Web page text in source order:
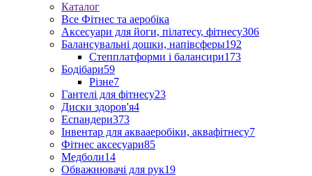
Каталог
Все Фітнес та аеробіка
Аксесуари для йоги, пілатесу, фітнесу306
Балансувальні дошки, напівсферы192
Степплатформи і балансири173
Бодібари59
Різне7
Гантелі для фітнесу23
Диски здоров'я4
Еспандери373
Інвентар для аквааеробіки, аквафітнесу7
Фітнес аксесуари85
Медболи14
Обважнювачі для рук19